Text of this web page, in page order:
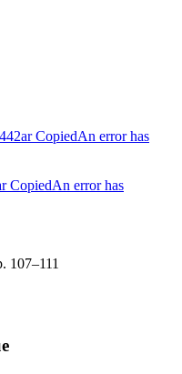
CopiedAn error has
CopiedAn error has
107–111